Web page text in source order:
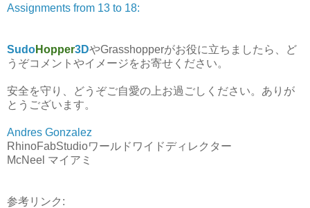
Assignments from 13 to 18:
SudoHopper3DやGrasshopperがお役に立ちましたら、ど
うぞコメントやイメージをお寄せください。
安全を守り、どうぞご自愛の上お過ごしください。ありが
とうございます。
Andres Gonzalez
RhinoFabStudioワールドワイドディレクター
McNeel マイアミ
参考リンク: